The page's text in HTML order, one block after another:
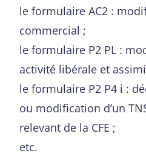
le formulaire AC2 :
commercial ;
le formulaire P2 PL :
activité libérale et
le formulaire P2 P4 i :
ou modification d’un
relevant de la CFE ;
etc.